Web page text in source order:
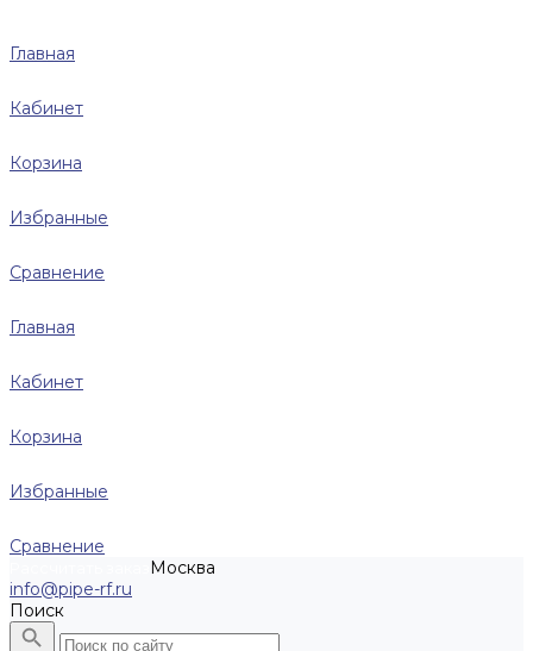
Главная
Кабинет
Корзина
Избранные
Сравнение
Главная
Кабинет
Корзина
Избранные
Сравнение
Москва
info@pipe-rf.ru
Поиск